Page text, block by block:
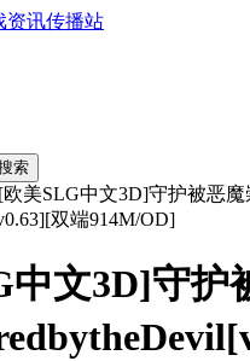
索
欧美SLG中文3D]守护被恶魔
双端914M/OD]
中文3D]守护